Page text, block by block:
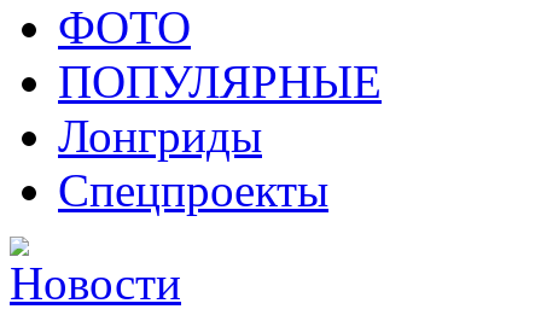
ФОТО
ПОПУЛЯРНЫЕ
Лонгриды
Спецпроекты